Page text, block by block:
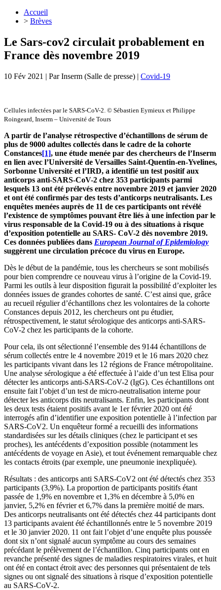
Accueil
> Brèves
Le Sars-cov2 circulait probablement en
France dès novembre 2019
10 Fév 2021 | ParInserm (Salle de presse) | Covid-19
Cellules infectées par le SARS-CoV-2. © Sébastien Eymieux et Philippe
Roingeard, Inserm – Université de Tours
A partir de l’analyse rétrospective d’échantillons de sérum de
plus de 9000 adultes collectés dans le cadre de la cohorte
Constances[1], une étude menée par des chercheurs de l’Inserm
en lien avec l’Université de Versailles Saint-Quentin-en-Yvelines,
Sorbonne Université et l’IRD, a identifié un test positif aux
anticorps anti-SARS-CoV-2 chez 353 participants parmi
lesquels 13 ont été prélevés entre novembre 2019 et janvier 2020
et ont été confirmés par des tests d’anticorps neutralisants. Les
enquêtes menées auprès de 11 de ces participants ont révélé
l’existence de symptômes pouvant être liés à une infection par le
virus responsable de la Covid-19 ou à des situations à risque
d’exposition potentielle au SARS- CoV-2 dès novembre 2019.
Ces données publiées dans European Journal of Epidemiology
suggèrent une circulation précoce du virus en Europe.
Dès le début de la pandémie, tous les chercheurs se sont mobilisés
pour bien comprendre ce nouveau virus à l’origine de la Covid-19.
Parmi les outils à leur disposition figurait la possibilité d’exploiter les
données issues de grandes cohortes de santé. C’est ainsi que, grâce
au recueil régulier d’échantillons chez les volontaires de la cohorte
Constances depuis 2012, les chercheurs ont pu étudier,
rétrospectivement, le statut sérologique des anticorps anti-SARS-
CoV-2 chez les participants de la cohorte.
Pour cela, ils ont sélectionné l’ensemble des 9144 échantillons de
sérum collectés entre le 4 novembre 2019 et le 16 mars 2020 chez
les participants vivant dans les 12 régions de France métropolitaine.
Une analyse sérologique a été effectuée à l’aide d’un test Elisa pour
détecter les anticorps anti-SARS-CoV-2 (IgG). Ces échantillons ont
ensuite fait l’objet d’un test de micro-neutralisation interne pour
détecter les anticorps dits neutralisants. Enfin, les participants dont
les deux tests étaient positifs avant le 1er février 2020 ont été
interrogés afin d’identifier une exposition potentielle à l’infection par
SARS-CoV2. Un enquêteur formé a recueilli des informations
standardisées sur les détails cliniques (chez le participant et ses
proches), les antécédents d’exposition possible (notamment les
antécédents de voyage en Asie), et tout événement remarquable chez
les contacts étroits (par exemple, une pneumonie inexpliquée).
Résultats : des anticorps anti SARS-CoV2 ont été détectés chez 353
participants (3,9%). La proportion de participants positifs étant
passée de 1,9% en novembre et 1,3% en décembre à 5,0% en
janvier, 5,2% en février et 6,7% dans la première moitié de mars.
Des anticorps neutralisants ont été détectés chez 44 participants dont
13 participants avaient été échantillonnés entre le 5 novembre 2019
et le 30 janvier 2020. 11 ont fait l’objet d’une enquête plus poussée
dont six n’ont signalé aucun symptôme au cours des semaines
précédant le prélèvement de l’échantillon. Cinq participants ont en
revanche présenté des signes de maladies respiratoires virales, et huit
ont été en contact étroit avec des personnes qui présentaient de tels
signes ou ont signalé des situations à risque d’exposition potentielle
au SARS-CoV-2.